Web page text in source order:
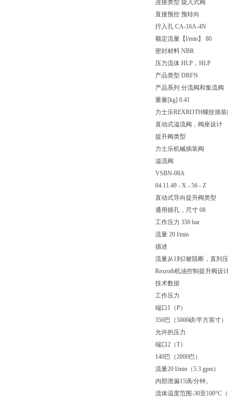
连接类型 旋入式阀
直接预控 预转向
拧入孔 CA-16A-4N
额定流量【l/min】 80
密封材料 NBR
压力流体 HLP，HLP
产品类型 DRFN
产品系列 分流阀和集流阀
重量[kg] 0.41
力士乐REXROTH螺纹插
直动式溢流阀，阀座设计
提升阀类型
力士乐机械插装阀
溢流阀
VSBN-08A
04.11.49 - X - 56 - Z
直动式导向提升阀类型
通用插孔，尺寸 08
工作压力 350 bar
流量 20 l/min
描述
流量从1到2被阻断，直到
Rexroth机油控制提升阀设
技术数据
工作压力
端口1（P）
350巴（5000磅/平方英寸）
允许的压力
端口2（T）
140巴（2000巴）
流量20 l/min（5.3 gpm）
内部泄漏15滴/分钟。
流体温度范围-30至100°C